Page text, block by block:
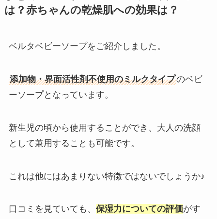
は？赤ちゃんの乾燥肌への効果は？
ベルタベビーソープをご紹介しました。
添加物・界面活性剤不使用のミルクタイプのベビ
ーソープとなっています。
新生児の頃から使用することができ、大人の洗顔
として兼用することも可能です。
これは他にはあまりない特徴ではないでしょうか♪
口コミを見ていても、 保湿力についての評価がす